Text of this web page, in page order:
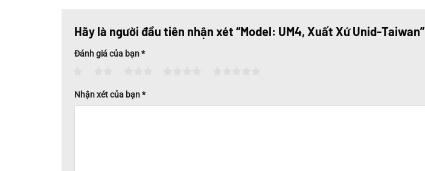
Hãy là người đầu tiên nhận xét “Model: UM4, Xuất Xứ Unid-Taiwan”
Đánh giá của bạn*
Nhận xét của bạn*